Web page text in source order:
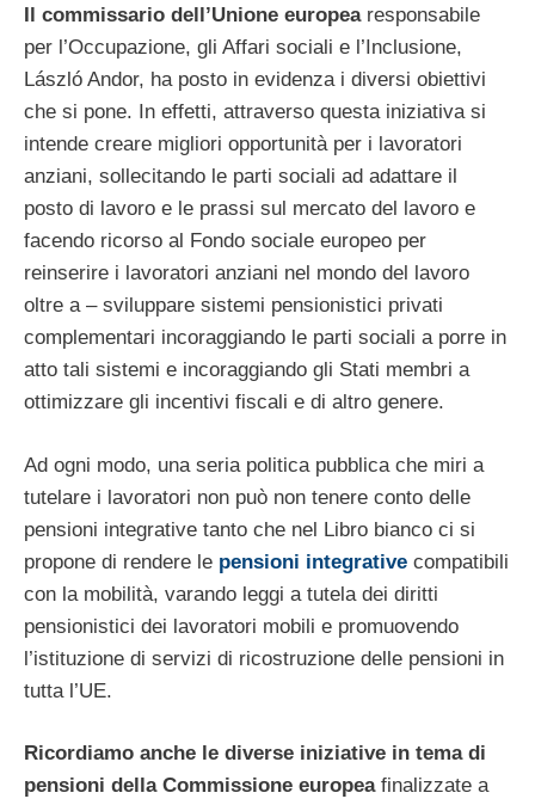
Il commissario dell’Unione europearesponsabile
per l’Occupazione, gli Affari sociali e l’Inclusione,
László Andor, ha posto in evidenza i diversi obiettivi
che si pone. In effetti, attraverso questa iniziativa si
intende creare migliori opportunità per i lavoratori
anziani, sollecitando le parti sociali ad adattare il
posto di lavoro e le prassi sul mercato del lavoro e
facendo ricorso al Fondo sociale europeo per
reinserire i lavoratori anziani nel mondo del lavoro
oltre a – sviluppare sistemi pensionistici privati
complementari incoraggiando le parti sociali a porre in
atto tali sistemi e incoraggiando gli Stati membri a
ottimizzare gli incentivi fiscali e di altro genere.
Ad ogni modo, una seria politica pubblica che miri a
tutelare i lavoratori non può non tenere conto delle
pensioni integrative tanto che nel Libro bianco ci si
propone di rendere le pensioni integrative compatibili
con la mobilità, varando leggi a tutela dei diritti
pensionistici dei lavoratori mobili e promuovendo
l’istituzione di servizi di ricostruzione delle pensioni in
tutta l’UE.
Ricordiamo anche le diverse iniziative in tema di
pensioni della Commissione europeafinalizzate a